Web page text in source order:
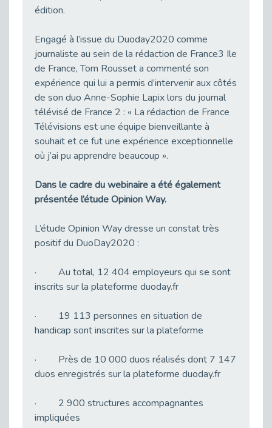
Publié le 24/03/2026
Publié le 23/03/2026
Le silence, l’autre face du recrutement : un appel au respect des candidats.
Publié le 23/03/2026
Synergie partenariale pour l'Inclusion Professionnelle chez Orange
Publié le 16/03/2026
Cap Emploi : L'accompagnement EXH c’est quoi ?
Publié le 16/03/2026
Décret de renouvellement de l'aide aux employeurs d'apprentis
Publié le 13/03/2026
Développer la pair-aidance en santé mentale : guide pour les employeurs
Publié le 13/03/2026
Publié le 13/03/2026
Employeurs privés et publics : vigilance face aux démarchages liés à l’OETH en 2026
Publié le 10/03/2026
Handicap auditif en entreprise, aménagements pour sécuriser la communication - vidéo
Publié le 09/03/2026
édition.
Engagé à l’issue du Duoday2020 comme
journaliste au sein de la rédaction de France3 Ile
de France, Tom Rousset a commenté son
expérience qui lui a permis d’intervenir aux côtés
de son duo Anne-Sophie Lapix lors du journal
télévisé de France 2 : « La rédaction de France
Télévisions est une équipe bienveillante à
souhait et ce fut une expérience exceptionnelle
où j’ai pu apprendre beaucoup ».
Dans le cadre du webinaire a été également
présentée l’étude Opinion Way.
L’étude Opinion Way dresse un constat très
positif du DuoDay2020 :
· Au total, 12 404 employeurs qui se sont
inscrits sur la plateforme duoday.fr
· 19 113 personnes en situation de
handicap sont inscrites sur la plateforme
· Près de 10 000 duos réalisés dont 7 147
duos enregistrés sur la plateforme duoday.fr
· 2 900 structures accompagnantes
impliquées